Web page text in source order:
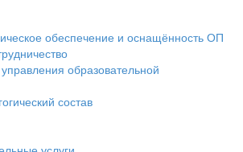
обеспечение и оснащённость ОП
образовательной
состав